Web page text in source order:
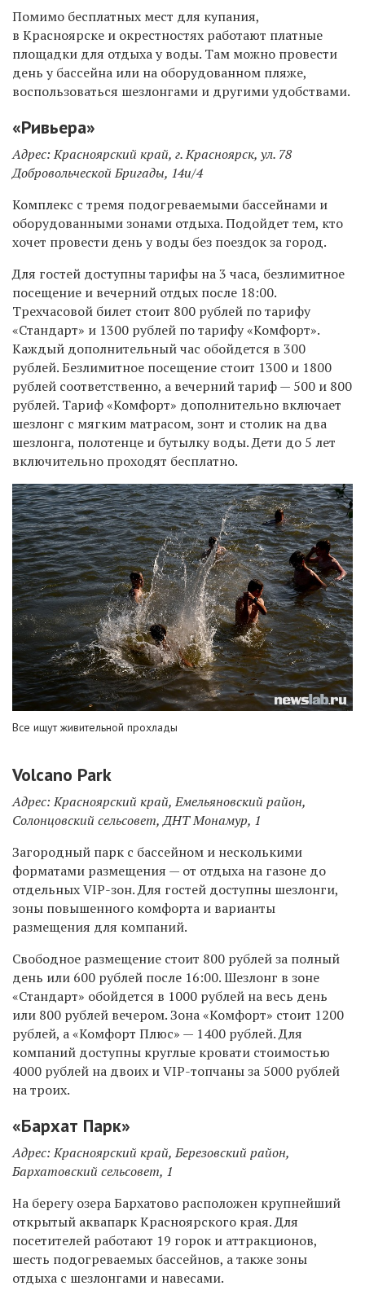
Помимо бесплатных мест для купания,
в Красноярске и окрестностях работают платные
площадки для отдыха у воды. Там можно провести
день у бассейна или на оборудованном пляже,
воспользоваться шезлонгами и другими удобствами.
«Ривьера»
Адрес: Красноярский край, г. Красноярск, ул. 78
Добровольческой Бригады, 14и/4
Комплекс с тремя подогреваемыми бассейнами и
оборудованными зонами отдыха. Подойдет тем, кто
хочет провести день у воды без поездок за город.
Для гостей доступны тарифы на 3 часа, безлимитное
посещение и вечерний отдых после 18:00.
Трехчасовой билет стоит 800 рублей по тарифу
«Стандарт» и 1300 рублей по тарифу «Комфорт».
Каждый дополнительный час обойдется в 300
рублей. Безлимитное посещение стоит 1300 и 1800
рублей соответственно, а вечерний тариф — 500 и 800
рублей. Тариф «Комфорт» дополнительно включает
шезлонг с мягким матрасом, зонт и столик на два
шезлонга, полотенце и бутылку воды. Дети до 5 лет
включительно проходят бесплатно.
Все ищут живительной прохлады
Volcano Park
Адрес: Красноярский край, Емельяновский район,
Солонцовский сельсовет, ДНТ Монамур, 1
Загородный парк с бассейном и несколькими
форматами размещения — от отдыха на газоне до
отдельных VIP-зон. Для гостей доступны шезлонги,
зоны повышенного комфорта и варианты
размещения для компаний.
Свободное размещение стоит 800 рублей за полный
день или 600 рублей после 16:00. Шезлонг в зоне
«Стандарт» обойдется в 1000 рублей на весь день
или 800 рублей вечером. Зона «Комфорт» стоит 1200
рублей, а «Комфорт Плюс» — 1400 рублей. Для
компаний доступны круглые кровати стоимостью
4000 рублей на двоих и VIP-топчаны за 5000 рублей
на троих.
«Бархат Парк»
Адрес: Красноярский край, Березовский район,
Бархатовский сельсовет, 1
На берегу озера Бархатово расположен крупнейший
открытый аквапарк Красноярского края. Для
посетителей работают 19 горок и аттракционов,
шесть подогреваемых бассейнов, а также зоны
отдыха с шезлонгами и навесами.